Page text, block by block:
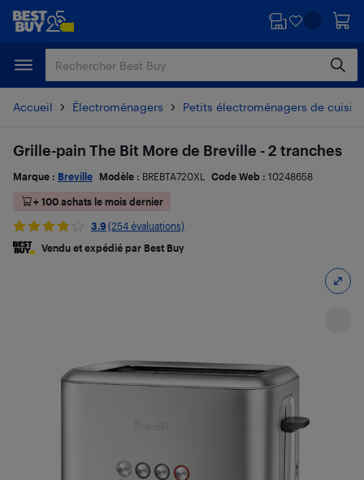
Passer
principal
Passer
Accueil Électroménagers Petits électroménagers de
Grille-pain The Bit More de Breville - 2 tranches
Marque : Breville Modèle : BREBTA720XL Code Web : 10248658
+ 100 achats le mois dernier
3.9 (254 évaluations)
Vendu et expédié par Best Buy